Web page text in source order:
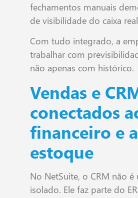
fechamentos manuais
de visibilidade do caixa real
Com tudo integrado, a
trabalhar com
não apenas com histórico.
Vendas e
conectados
financeiro e
estoque
No NetSuite, o CRM não é
isolado. Ele faz parte do